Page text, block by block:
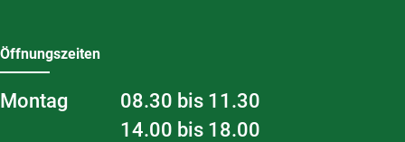
Öffnungszeiten
Montag
08.30 bis 11.30
14.00 bis 18.00